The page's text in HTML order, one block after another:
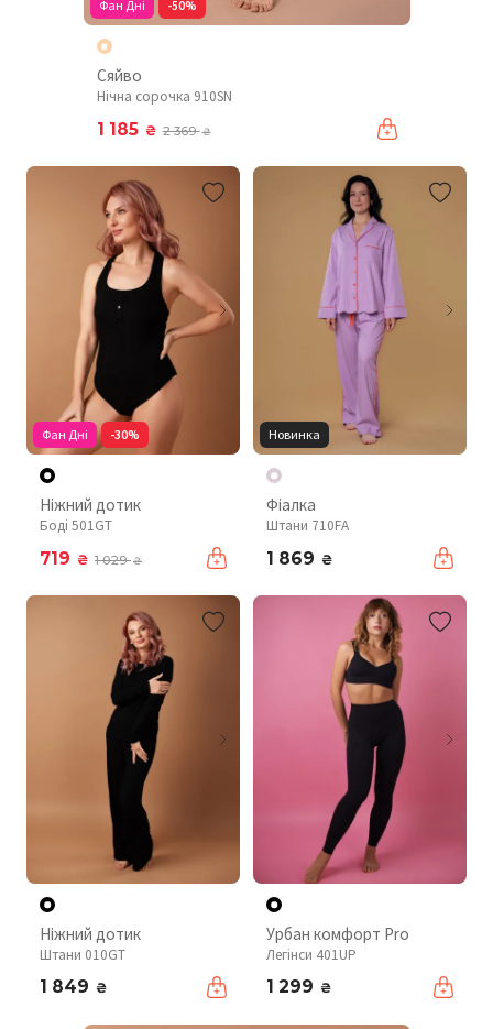
Фан Дні -50%
Сяйво
Нічна сорочка 910SN
1 185 ₴ 2 369₴
Фан Дні -30%
Ніжний дотик
Боді 501GT
719 ₴ 1 029₴
Новинка
Фіалка
Штани 710FA
1 869 ₴
Ніжний дотик
Штани 010GT
1 849 ₴
Урбан комфорт Pro
Легінси 401UP
1 299 ₴